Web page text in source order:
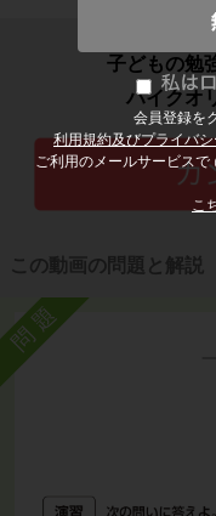
会員登録を
利用規約及びプライバ
ご利用のメールサービスで
こ
子どもの勉
ハイクオ
この動画の問題と解説
問題